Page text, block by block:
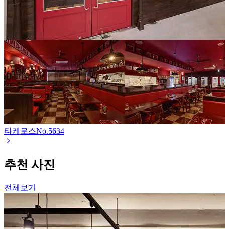
타케로스No.5634
추천 사진
전체보기